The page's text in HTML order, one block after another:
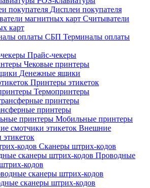
Дисплеи покупателя
Считыватели
карт
Терминалы оплаты
Прайс-чекеры
Чековые принтеры
Денежные ящики
Принтеры этикеток
Термопринтеры
принтеры
Мобильные принтеры
Внешние
этикеток
Сканеры штрих-кодов
Проводные
кодов
сканеры штрих-кодов